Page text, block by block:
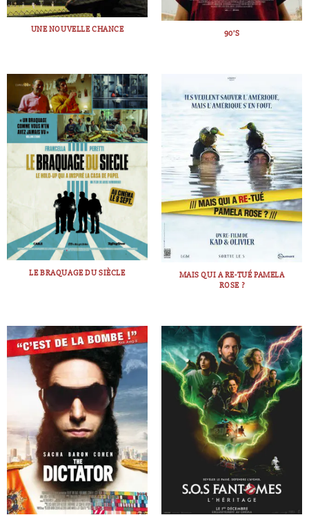
UNE NOUVELLE CHANCE 90’S
LE BRAQUAGE DU SIÈCLE
MAIS QUI A RE-TUÉ PAMELA
ROSE ?